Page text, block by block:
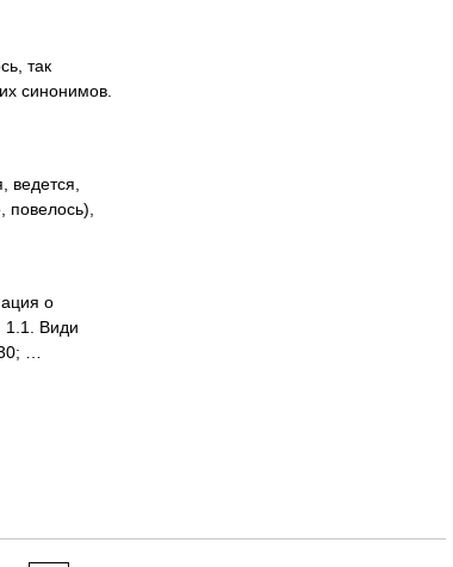
так
синонимов.
ведется,
повелось),
о
1.1. Види
…